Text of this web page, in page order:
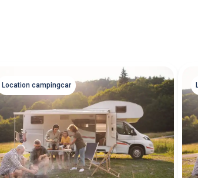
Location campingcar